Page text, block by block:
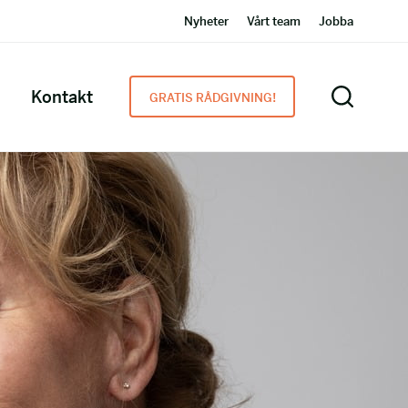
Nyheter Vårt team Jobba
Kontakt GRATIS RÅDGIVNING!